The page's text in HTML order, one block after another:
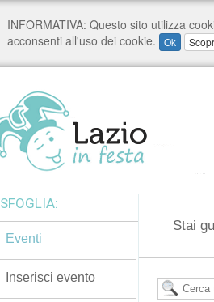
Stai
SFOGLIA:
Eventi
Inserisci evento